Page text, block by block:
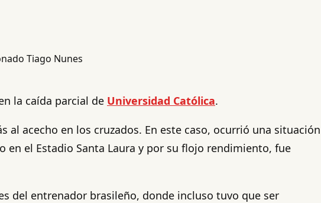
la caída parcial de Universidad Católica.
al acecho en los cruzados. En este caso, ocurrió una situación
el Estadio Santa Laura y por su flojo rendimiento, fue
del entrenador brasileño, donde incluso tuvo que ser